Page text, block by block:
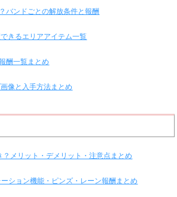
バンドごとの解放条件と報酬
きるエリアアイテム一覧
酬一覧まとめ
像と入手方法まとめ
？メリット・デメリット・注意点まとめ
ション機能・ピンズ・レーン報酬まとめ